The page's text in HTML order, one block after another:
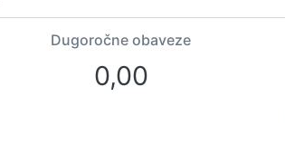
Dugoročne obaveze
0,00